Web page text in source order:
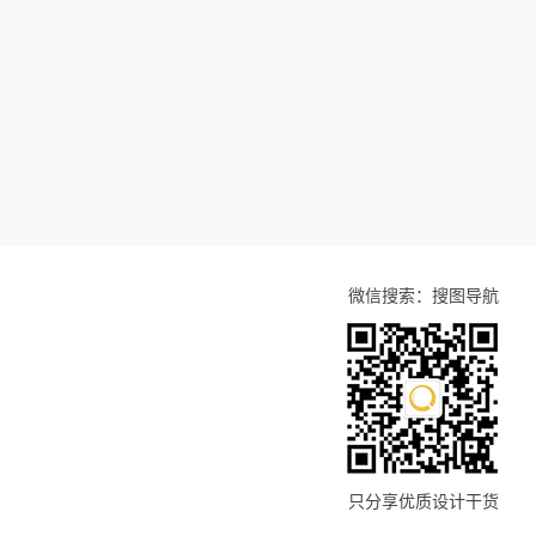
微信搜索：搜图导航
只分享优质设计干货